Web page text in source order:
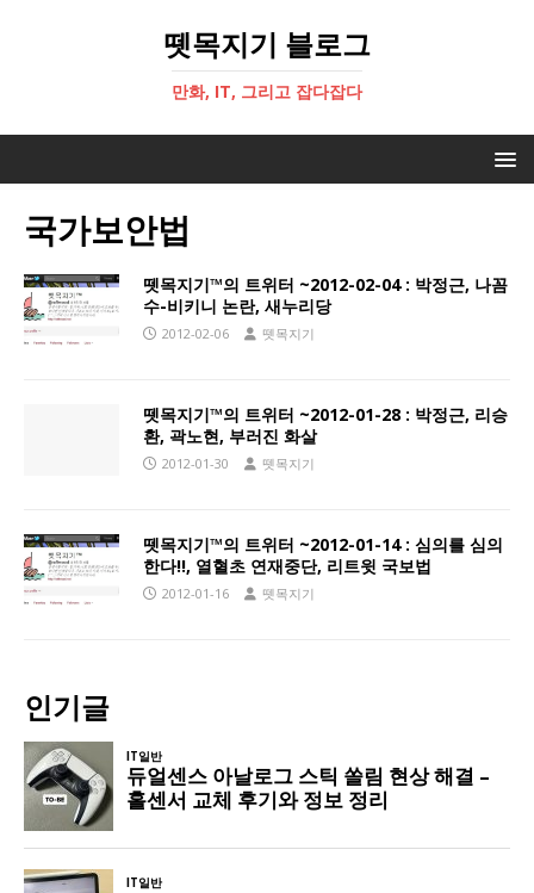
뗏목지기 블로그
만화, IT, 그리고 잡다잡다
국가보안법
뗏목지기™의 트위터 ~2012-02-04 : 박정근, 나꼼
수-비키니 논란, 새누리당
2012-02-06 뗏목지기
뗏목지기™의 트위터 ~2012-01-28 : 박정근, 리승
환, 곽노현, 부러진 화살
2012-01-30 뗏목지기
뗏목지기™의 트위터 ~2012-01-14 : 심의를 심의
한다!!, 열혈초 연재중단, 리트윗 국보법
2012-01-16 뗏목지기
인기글